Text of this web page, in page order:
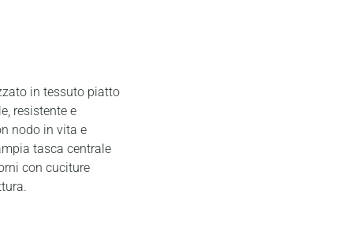
in tessuto piatto
resistente e
nodo in vita e
tasca centrale
con cuciture